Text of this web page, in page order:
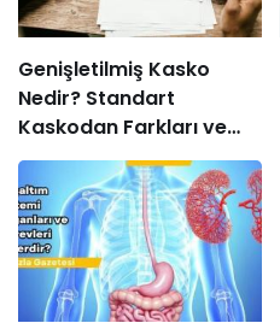
Genişletilmiş Kasko
Nedir? Standart
Kaskodan Farkları ve
Avantajları Nelerdir?